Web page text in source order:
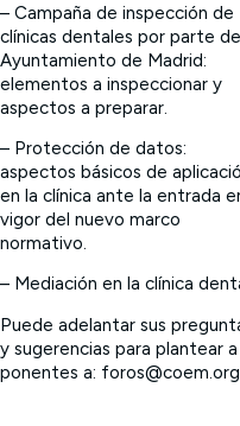
– Campaña de inspección de
clínicas dentales por parte
Ayuntamiento de Madrid:
elementos a inspeccionar y
aspectos a preparar.
– Protección de datos:
aspectos básicos de
en la clínica ante la entrada
vigor del nuevo marco
normativo.
– Mediación en la clínica
Puede adelantar sus
y sugerencias para plantear a
ponentes a: